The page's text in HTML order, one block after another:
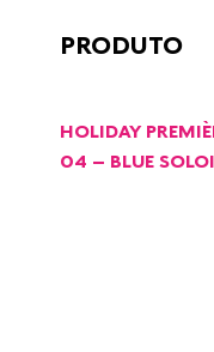
PRODUTO
HOLIDAY
04 – BLUE